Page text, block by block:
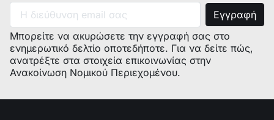
Μπορείτε να ακυρώσετε την εγγραφή σας στο
ενημερωτικό δελτίο οποτεδήποτε. Για να δείτε πώς,
ανατρέξτε στα στοιχεία επικοινωνίας στην
Ανακοίνωση Νομικού Περιεχομένου.